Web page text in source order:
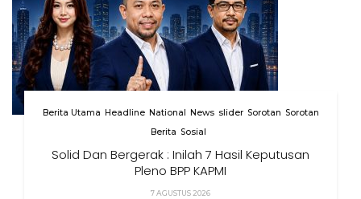
Berita Utama Headline National News slider Sorotan Sorotan
Berita Sosial
Solid Dan Bergerak : Inilah 7 Hasil Keputusan
Pleno BPP KAPMI
7 AGUSTUS 2026